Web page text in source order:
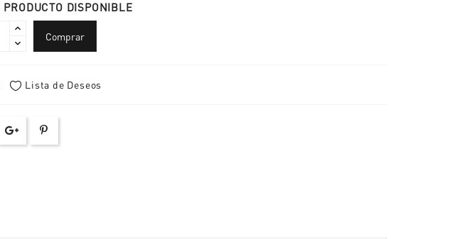
PRODUCTO DISPONIBLE
Comprar
Lista de Deseos